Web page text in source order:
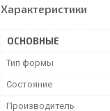
Характеристики
ОСНОВНЫЕ
Тип формы
Состояние
Производитель